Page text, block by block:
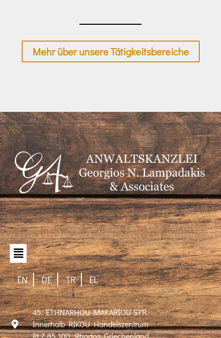
Mehr über unsere Tätigkeitsbereiche
EN DE TR EL
45, ETHNARHOU MAKARIOU STR.
Innerhalb RIKOU Handelszentrum
PLZ 85 100, Rhodos, Griechenland